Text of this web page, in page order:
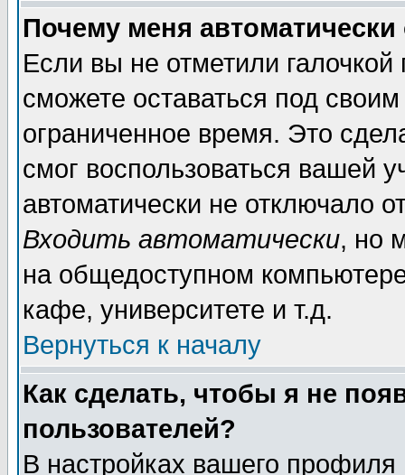
Почему меня автоматически
Если вы не отметили галочкой
сможете оставаться под
ограниченное время. Это
смог воспользоваться вашей
автоматически не отключало
Входить автоматически, но
на общедоступном
кафе, университете и т.д.
Вернуться к началу
Как сделать, чтобы я не
пользователей?
В настройках вашего